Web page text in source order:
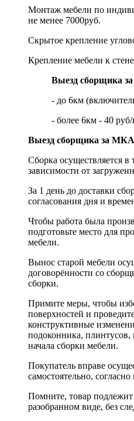
Монтаж мебели по
не менее 7000руб.
Скрытое крепление
Крепление мебели к
Выезд сборщика
- до 6км
- более 6км - 40
Выезд сборщика за
Сборка осуществляется в
зависимости от
За 1 день до доставки
согласования дня и
Чтобы работа была
подготовьте место для
мебели.
Вынос старой мебели
договорённости со
сборки.
Примите меры, чтобы
поверхностей и
конструктивные
подоконника, плинтусов,
начала сборки мебели.
Покупатель вправе
самостоятельно,
Помните, товар подлежит
разобранном виде, без